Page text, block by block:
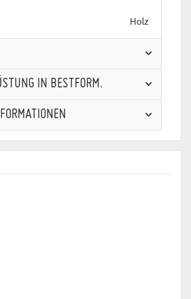
Holz
IN BESTFORM.